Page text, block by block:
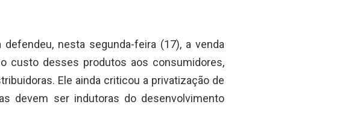
nesta segunda-feira (17), a venda
custo desses produtos aos consumidores,
Ele ainda criticou a privatização de
devem ser indutoras do desenvolvimento